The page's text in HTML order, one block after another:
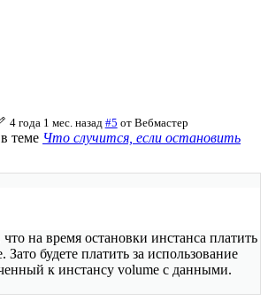
4 года 1 мес. назад #5 от Вебмастер
теме Что случится, если остановить
на время остановки инстанса платить
Зато будете платить за использование
к инстансу volume с данными.